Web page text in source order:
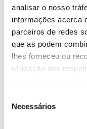
analisar o nosso
informações acerca
parceiros de redes
que as podem
lhes forneceu ou
utilização dos
Necessários
Saiba mais
Innovation
13.07.2026
conhecer para